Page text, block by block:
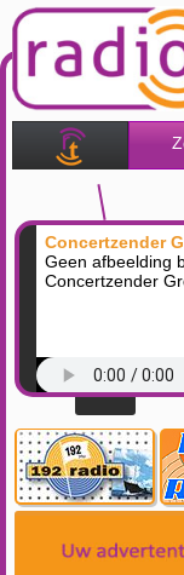
Concertzender
Geen afbeelding
Concertzender